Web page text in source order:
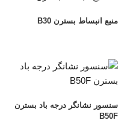
منبع انبساط بسترن B30
سنسور نشانگر درجه باد بسترن
B50F